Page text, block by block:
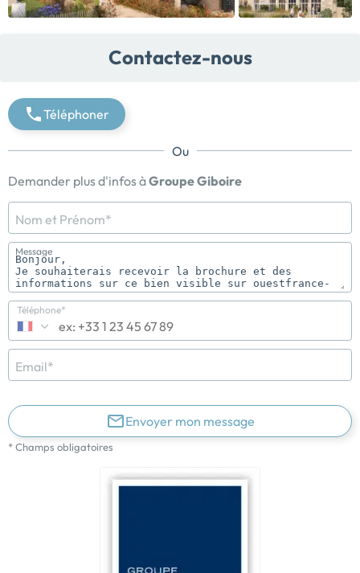
Contactez-nous
Téléphoner
Ou
Demander plus d'infos àGroupe Giboire
Nom et Prénom*
Message
Téléphone*
Email*
Envoyer mon message
* Champs obligatoires